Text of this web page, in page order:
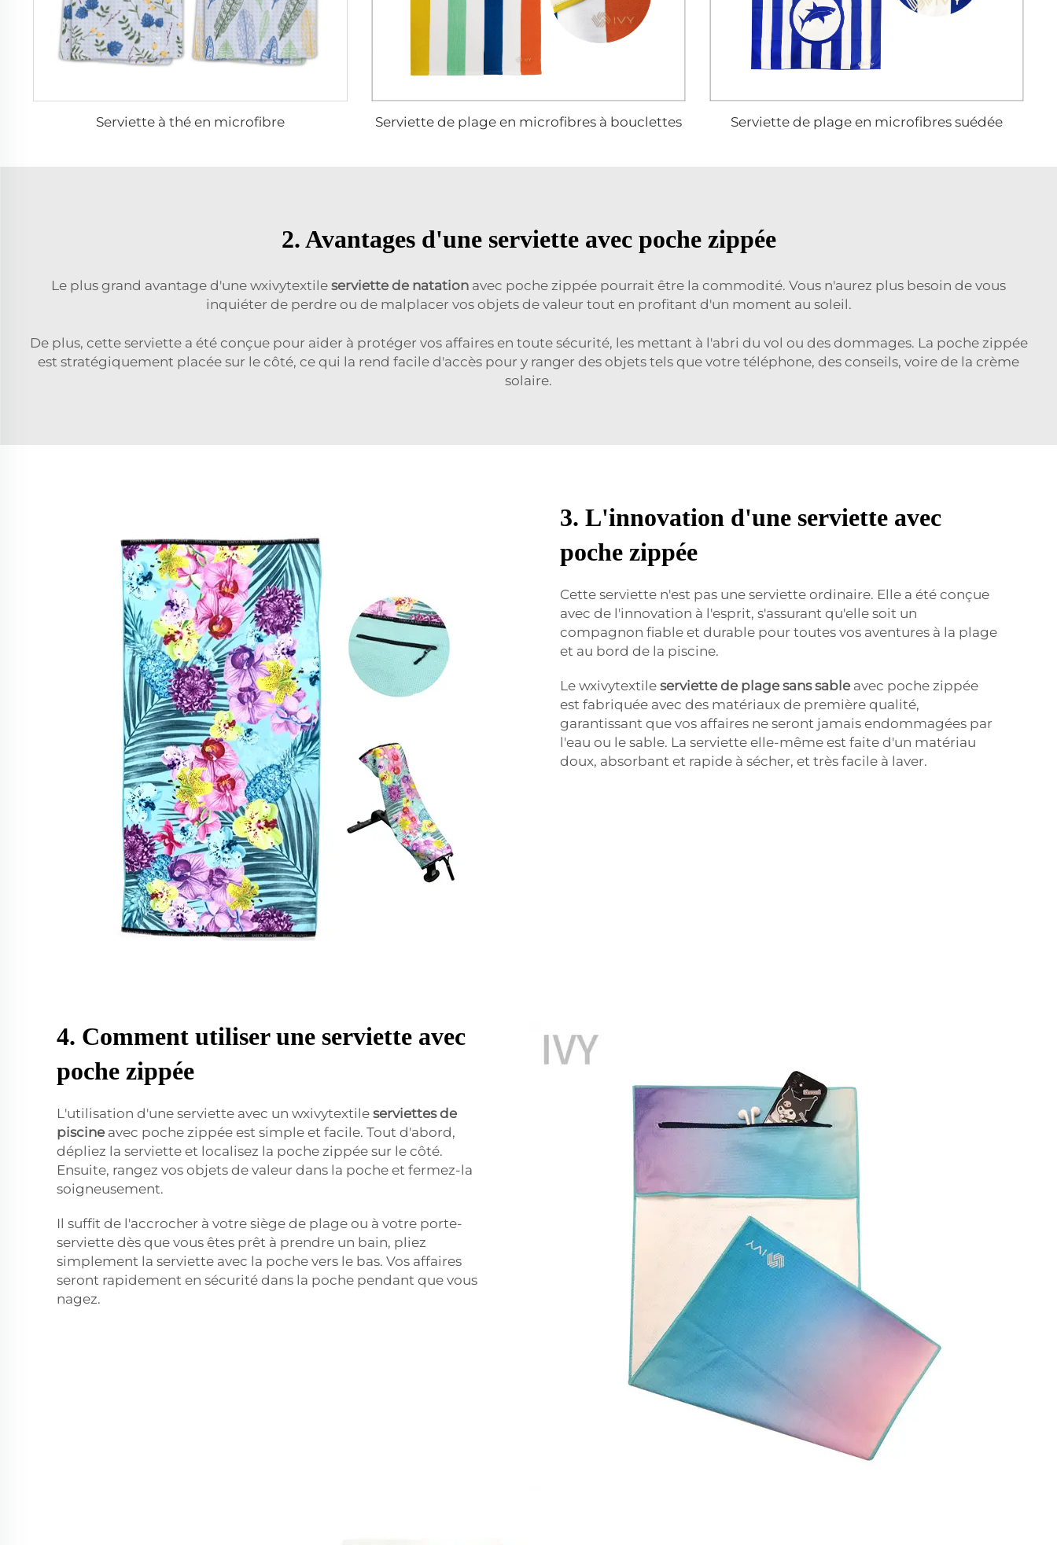
Serviette à thé en microfibre Serviette de plage en microfibres à bouclettes Serviette de plage en microfibres suédée
2. Avantages d'une serviette avec poche zippée
Le plus grand avantage d'une wxivytextile serviette de natation avec poche zippée pourrait être la commodité. Vous n'aurez plus besoin de vous
inquiéter de perdre ou de malplacer vos objets de valeur tout en profitant d'un moment au soleil.
De plus, cette serviette a été conçue pour aider à protéger vos affaires en toute sécurité, les mettant à l'abri du vol ou des dommages. La poche zippée
est stratégiquement placée sur le côté, ce qui la rend facile d'accès pour y ranger des objets tels que votre téléphone, des conseils, voire de la crème
solaire.
3. L'innovation d'une serviette avec
poche zippée
Cette serviette n'est pas une serviette ordinaire. Elle a été conçue
avec de l'innovation à l'esprit, s'assurant qu'elle soit un
compagnon fiable et durable pour toutes vos aventures à la plage
et au bord de la piscine.
Le wxivytextile serviette de plage sans sable avec poche zippée
est fabriquée avec des matériaux de première qualité,
garantissant que vos affaires ne seront jamais endommagées par
l'eau ou le sable. La serviette elle-même est faite d'un matériau
doux, absorbant et rapide à sécher, et très facile à laver.
4. Comment utiliser une serviette avec
poche zippée
L'utilisation d'une serviette avec un wxivytextile serviettes de
piscine avec poche zippée est simple et facile. Tout d'abord,
dépliez la serviette et localisez la poche zippée sur le côté.
Ensuite, rangez vos objets de valeur dans la poche et fermez-la
soigneusement.
Il suffit de l'accrocher à votre siège de plage ou à votre porte-
serviette dès que vous êtes prêt à prendre un bain, pliez
simplement la serviette avec la poche vers le bas. Vos affaires
seront rapidement en sécurité dans la poche pendant que vous
nagez.